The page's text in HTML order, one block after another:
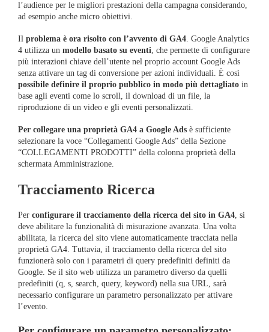
l’audience per le migliori prestazioni della campagna considerando,
ad esempio anche micro obiettivi.
Il problema è ora risolto con l’avvento di GA4 . Google Analytics
4 utilizza un modello basato su eventi , che permette di configurare
più interazioni chiave dell’utente nel proprio account Google Ads
senza attivare un tag di conversione per azioni individuali. È così
possibile definire il proprio pubblico in modo più dettagliato in
base agli eventi come lo scroll, il download di un file, la
riproduzione di un video e gli eventi personalizzati.
Per collegare una proprietà GA4 a Google Ads è sufficiente
selezionare la voce “Collegamenti Google Ads” della Sezione
“COLLEGAMENTI PRODOTTI” della colonna proprietà della
schermata Amministrazione.
Tracciamento Ricerca
Per configurare il tracciamento della ricerca del sito in GA4 , si
deve abilitare la funzionalità di misurazione avanzata. Una volta
abilitata, la ricerca del sito viene automaticamente tracciata nella
proprietà GA4. Tuttavia, il tracciamento della ricerca del sito
funzionerà solo con i parametri di query predefiniti definiti da
Google. Se il sito web utilizza un parametro diverso da quelli
predefiniti (q, s, search, query, keyword) nella sua URL, sarà
necessario configurare un parametro personalizzato per attivare
l’evento.